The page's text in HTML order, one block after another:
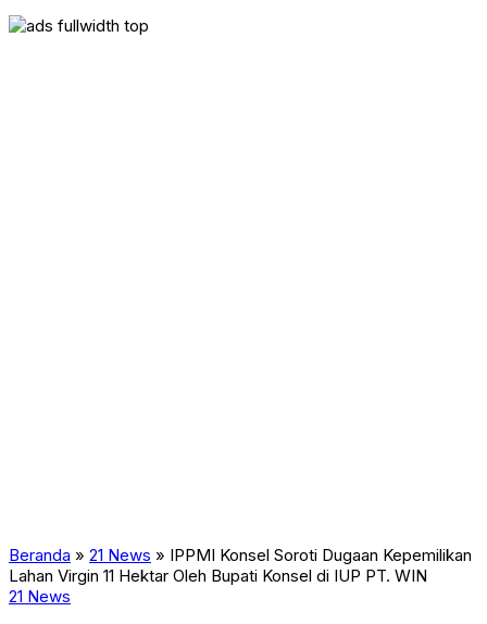
Beranda » 21 News » IPPMI Konsel Soroti Dugaan Kepemilikan
Lahan Virgin 11 Hektar Oleh Bupati Konsel di IUP PT. WIN
21 News